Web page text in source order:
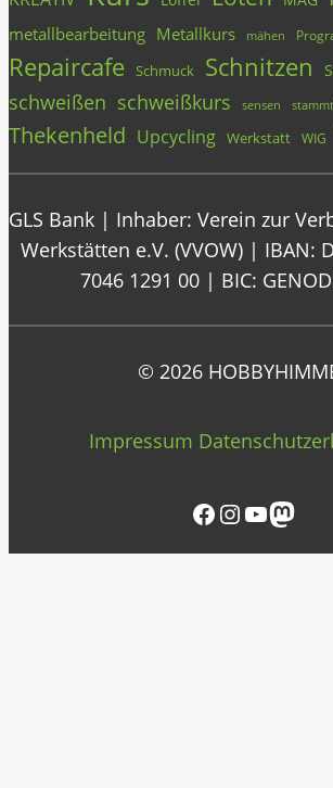
metallbearbeitung Metallkurs mähen
Repaircafe Schmuck Schnitzen
schweißen schweißkurs sensen
Thekenheld Upcycling Werkstatt WIG
GLS Bank | Inhaber: Verein zur
Werkstätten e.V. (VVOW) | IBAN:
7046 1291 00 | BIC:
© 2026
Impressum
Facebook InstagramYouTube Mastodon